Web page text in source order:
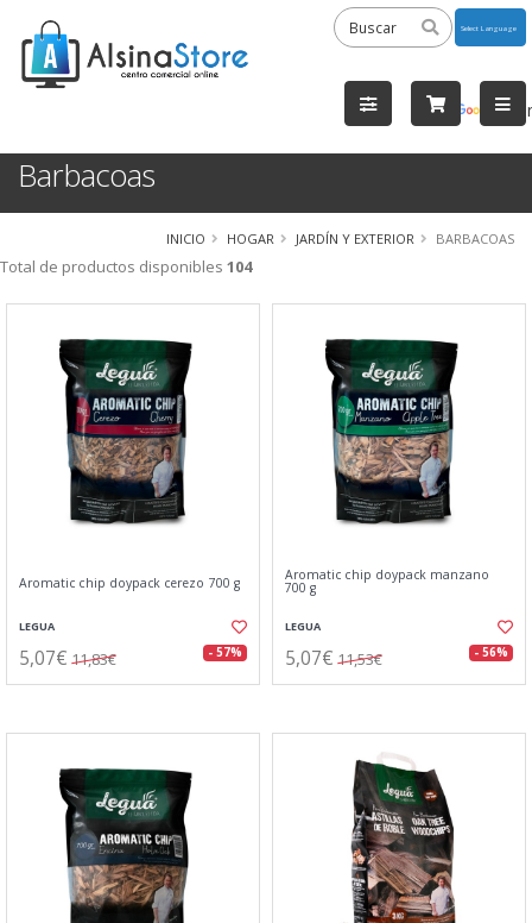
by
Barbacoas
INICIO HOGAR JARDÍN Y EXTERIOR BARBACOAS
Total de productos disponibles 104
Aromatic chip doypack cerezo 700 g
LEGUA
5,07€ 11,83€ - 57%
Aromatic chip doypack manzano
700 g
LEGUA
5,07€ 11,53€ - 56%